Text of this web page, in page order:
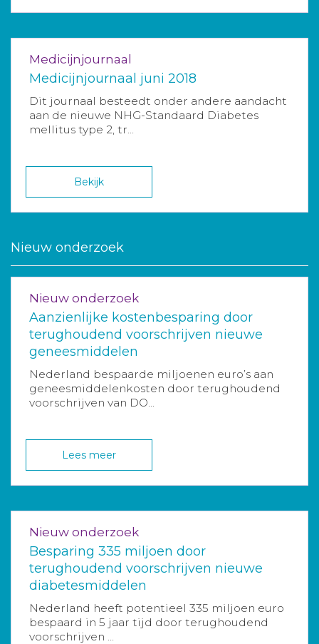
Medicijnjournaal
Medicijnjournaal juni 2018
Dit journaal besteedt onder andere aandacht
aan de nieuwe NHG-Standaard Diabetes
mellitus type 2, tr...
Bekijk
Nieuw onderzoek
Nieuw onderzoek
Aanzienlijke kostenbesparing door
terughoudend voorschrijven nieuwe
geneesmiddelen
Nederland bespaarde miljoenen euro’s aan
geneesmiddelenkosten door terughoudend
voorschrijven van DO...
Lees meer
Nieuw onderzoek
Besparing 335 miljoen door
terughoudend voorschrijven nieuwe
diabetesmiddelen
Nederland heeft potentieel 335 miljoen euro
bespaard in 5 jaar tijd door terughoudend
voorschrijven ...